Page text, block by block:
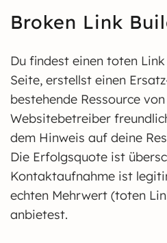
Broken Link
Du findest einen toten
Seite, erstellst einen
bestehende Ressource
Websitebetreiber
dem Hinweis auf deine
Die Erfolgsquote ist
Kontaktaufnahme ist
echten Mehrwert (toten
anbietest.